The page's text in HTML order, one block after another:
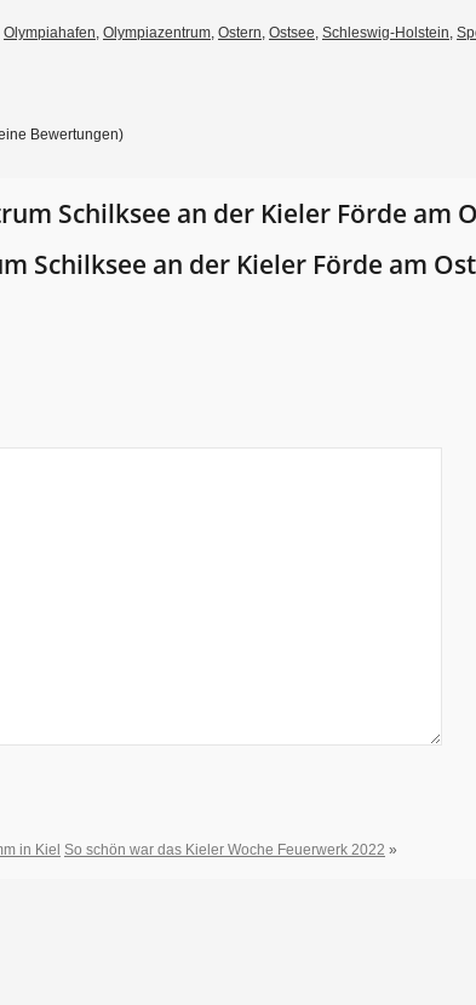
Olympiahafen Olympiazentrum Ostern Ostsee Schleswig-Holstein
Bewertungen)
Schilksee an der Kieler Förde am
Schilksee an der Kieler Förde am
in Kiel So schön war das Kieler Woche Feuerwerk 2022 »